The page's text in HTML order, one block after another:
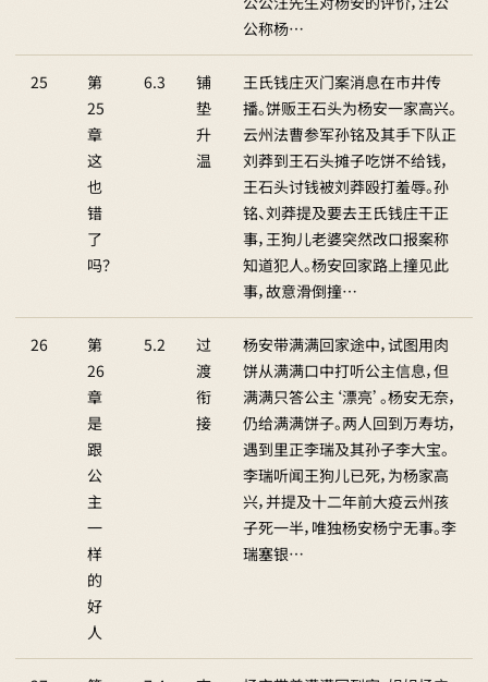
公称杨…
25
第
25
章
这
也
错
了
吗？
6.3
铺
垫
升
温
王氏钱庄灭门案消息在市井传
播。饼贩王石头为杨安一家高兴。
云州法曹参军孙铭及其手下队正
刘莽到王石头摊子吃饼不给钱，
王石头讨钱被刘莽殴打羞辱。孙
铭、刘莽提及要去王氏钱庄干正
事，王狗儿老婆突然改口报案称
知道犯人。杨安回家路上撞见此
事，故意滑倒撞…
26
第
26
章
是
跟
公
主
一
样
的
好
人
5.2
过
渡
衔
接
杨安带满满回家途中，试图用肉
饼从满满口中打听公主信息，但
满满只答公主‘漂亮’。杨安无奈，
仍给满满饼子。两人回到万寿坊，
遇到里正李瑞及其孙子李大宝。
李瑞听闻王狗儿已死，为杨家高
兴，并提及十二年前大疫云州孩
子死一半，唯独杨安杨宁无事。李
瑞塞银…